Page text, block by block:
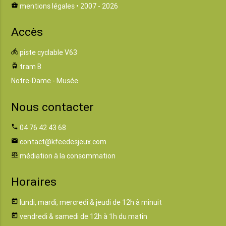
business_center mentions légales • 2007 - 2026
Accès
directions_bike piste cyclable V63
tram tram B
Notre-Dame - Musée
Nous contacter
phone 04 76 42 43 68
email contact@kfeedesjeux.com
balance médiation à la consommation
Horaires
today lundi, mardi, mercredi & jeudi de 12h à minuit
today vendredi & samedi de 12h à 1h du matin